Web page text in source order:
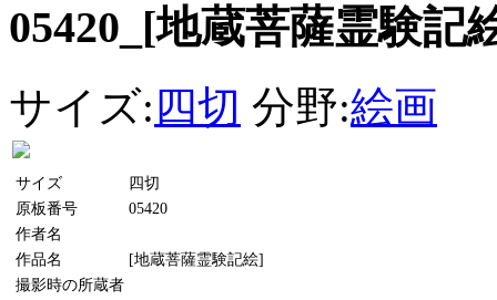
05420_[地蔵菩薩霊験記
サイズ: 四切 分野:絵画
サイズ
四切
原板番号
05420
作者名
作品名
[地蔵菩薩霊験記絵]
撮影時の所蔵者